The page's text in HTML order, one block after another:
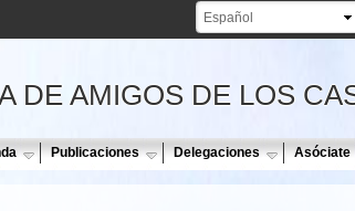
DE AMIGOS DE LOS
Publicaciones Delegaciones Asóciate